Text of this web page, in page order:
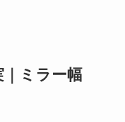
｜ミラー幅